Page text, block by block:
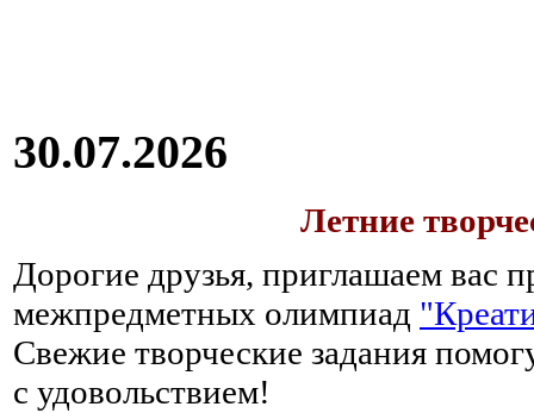
30.07.2026
Летние
Дорогие друзья, приглашаем вас
межпредметных олимпиад
Свежие творческие задания
с удовольствием!